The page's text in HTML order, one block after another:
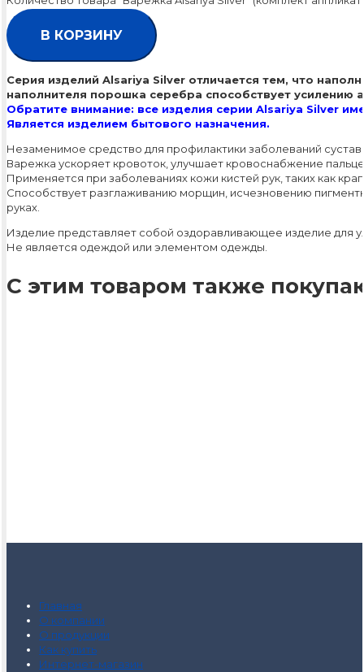
В КОРЗИНУ
Cерия изделий Alsariya Silver отличается тем, что
наполнителя порошка серебра способствует усилению
Обратите внимание: все изделия серии Alsariya Silver
Является изделием бытового назначения.
Незаменимое средство для профилактики заболеваний
Варежка ускоряет кровоток, улучшает кровоснабжение
Применяется при заболеваниях кожи кистей рук, таких как
Способствует разглаживанию морщин, исчезновению
руках.
Изделие представляет собой оздоравливающее изделие для
Не является одеждой или элементом одежды.
С этим товаром также
Главная
О компании
О продукции
Как купить
Интернет-магазин